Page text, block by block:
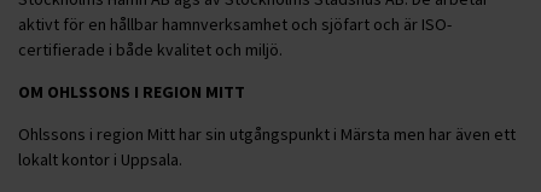
aktivt för en hållbar hamnverksamhet och sjöfart och är ISO-
certifierade i både kvalitet och miljö.
OM OHLSSONS I REGION MITT
Ohlssons i region Mitt har sin utgångspunkt i Märsta men har även ett
lokalt kontor i Uppsala.